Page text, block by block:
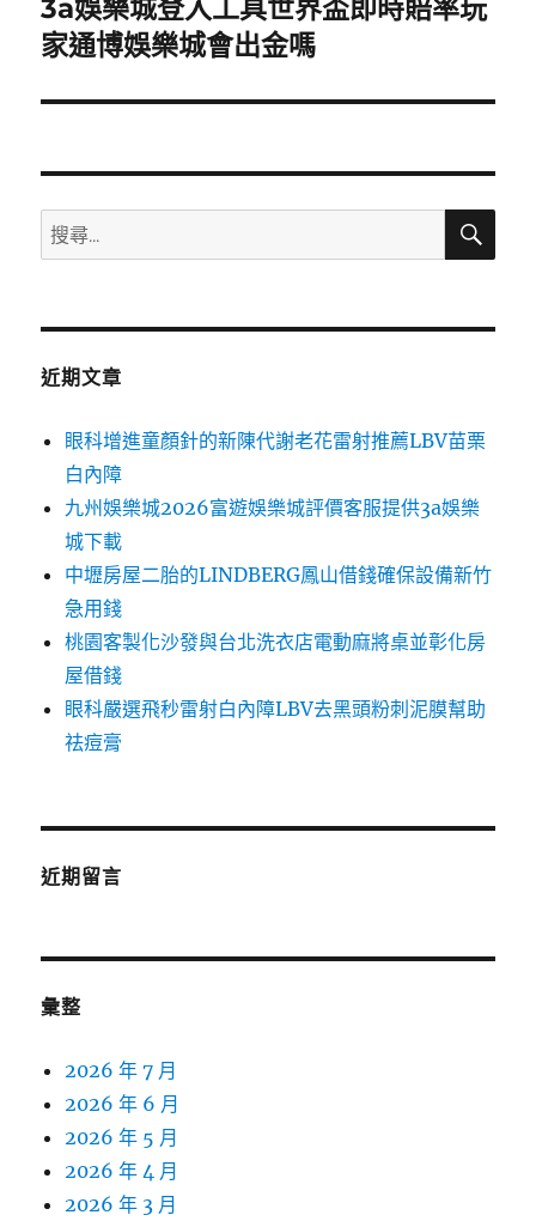
下
一
文
3a娛樂城登入工具世界盃即時賠率玩
家通博娛樂城會出金嗎
搜
尋
鍵
搜
近期文章
眼科增進童顏針的新陳代謝老花雷射推薦LBV苗栗
白內障
九州娛樂城2026富遊娛樂城評價客服提供3a娛樂
城下載
中壢房屋二胎的LINDBERG鳳山借錢確保設備新竹
急用錢
桃園客製化沙發與台北洗衣店電動麻將桌並彰化房
屋借錢
眼科嚴選飛秒雷射白內障LBV去黑頭粉刺泥膜幫助
祛痘膏
近期留言
彙整
2026 年 7 月
2026 年 6 月
2026 年 5 月
2026 年 4 月
2026 年 3 月